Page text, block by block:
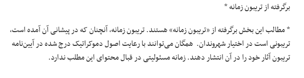
برگرفته از تریبون زمانه *
* مطالب این بخش برگرفته از «تریبون زمانه» هستند. تریبون زمانه، آنچنان که در پیشانی آن آمده است،
تریبونی است در اختیار شهروندان. همگان می‌توانند با رعایت اصول دموکراتیک درج شده در آیین‌نامه
تریبون آثار خود را در آن انتشار دهند. زمانه مسئولیتی در قبال محتوای این مطلب ندارد.